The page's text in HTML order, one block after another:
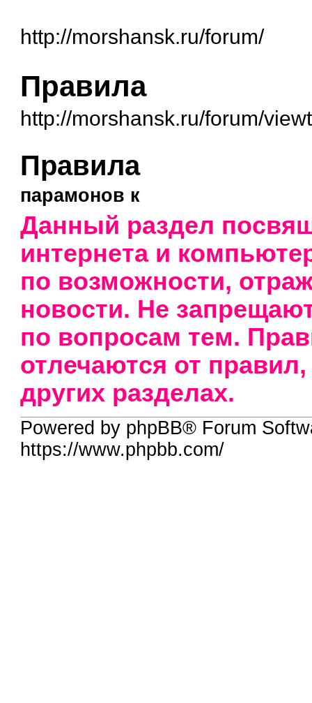
http://morshansk.ru/forum/
Правила
http://morshansk.ru/forum/
Правила
парамонов к
Данный раздел
интернета и
по возможности,
новости. Не
по вопросам тем.
отлечаются от
других разделах.
Powered by phpBB® Forum
https://www.phpbb.com/